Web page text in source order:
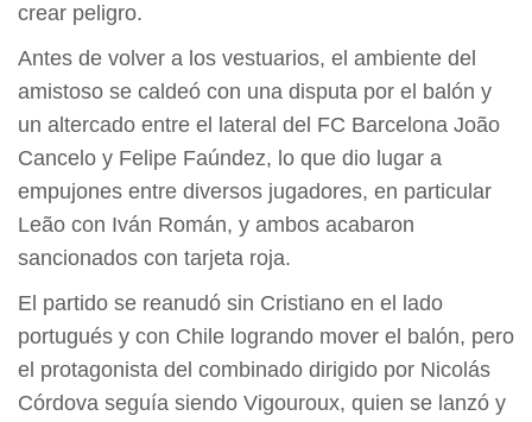
crear peligro.
Antes de volver a los vestuarios, el ambiente del
amistoso se caldeó con una disputa por el balón y
un altercado entre el lateral del FC Barcelona João
Cancelo y Felipe Faúndez, lo que dio lugar a
empujones entre diversos jugadores, en particular
Leão con Iván Román, y ambos acabaron
sancionados con tarjeta roja.
El partido se reanudó sin Cristiano en el lado
portugués y con Chile logrando mover el balón, pero
el protagonista del combinado dirigido por Nicolás
Córdova seguía siendo Vigouroux, quien se lanzó y